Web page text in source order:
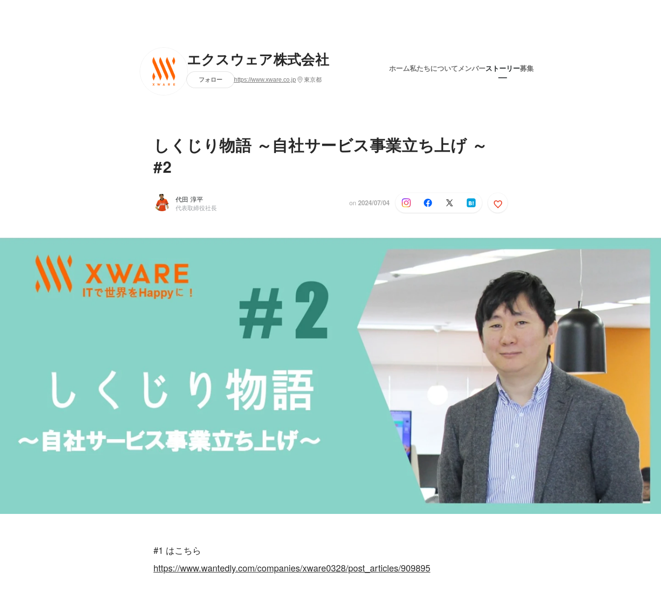
エクスウェア株式会社
フォロー https://www.xware.co.jp 東京都
ホーム私たちについて メンバーストーリー募集
しくじり物語 ～自社サービス事業立ち上げ ～
#2
代田 淳平
代表取締役社長
on 2024/07/04
#1 はこちら
https://www.wantedly.com/companies/xware0328/post_articles/909895